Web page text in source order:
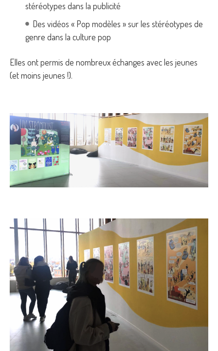
stéréotypes dans la publicité
Des vidéos « Pop modèles » sur les stéréotypes de
genre dans la culture pop
Elles ont permis de nombreux échanges avec les jeunes
(et moins jeunes !).